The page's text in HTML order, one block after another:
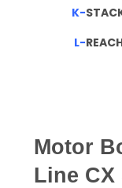
K-
L-
Motor
Line CX